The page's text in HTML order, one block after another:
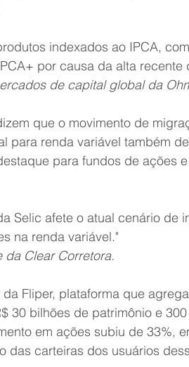
indexados ao IPCA,
por causa da alta recente
de capital global da
que o movimento de
para renda variável também
para fundos de ações
Selic afete o atual cenário de
na renda variável."
Clear Corretora.
Fliper, plataforma que
30 bilhões de patrimônio e
em ações subiu de 33%,
das carteiras dos usuários